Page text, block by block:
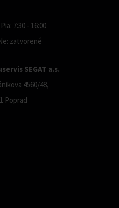
7:30 - 16:00
zatvorené
SEGAT a.s.
4560/48,
Poprad